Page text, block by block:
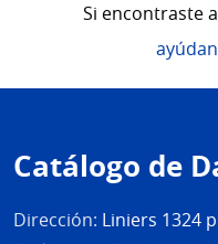
Si encontraste
de
página
Catálogo de
Dirección: Liniers 1324